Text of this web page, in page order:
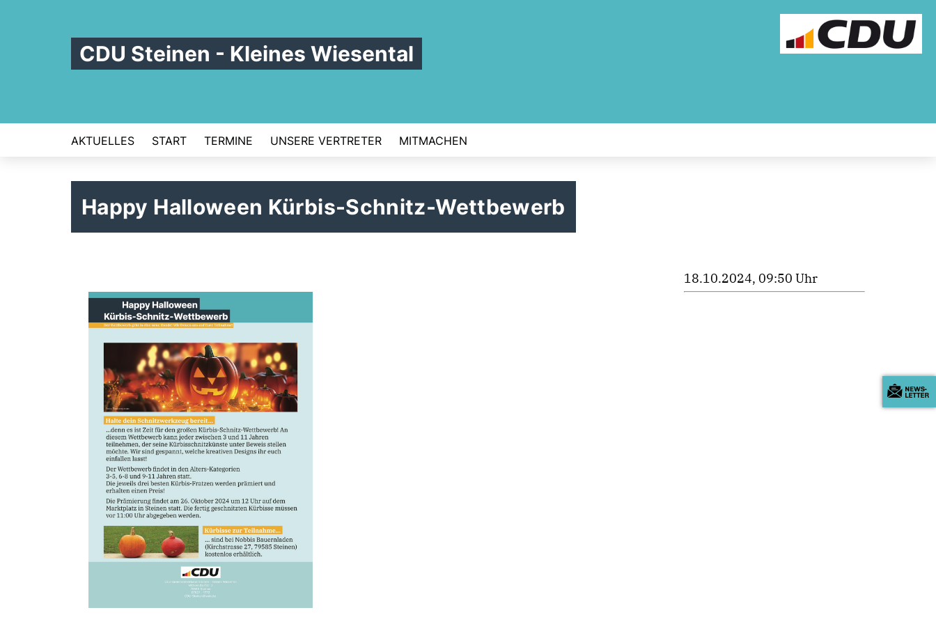
CDU Steinen - Kleines Wiesental
AKTUELLES START TERMINE UNSERE VERTRETER MITMACHEN
Happy Halloween Kürbis-Schnitz-Wettbewerb
18.10.2024, 09:50 Uhr